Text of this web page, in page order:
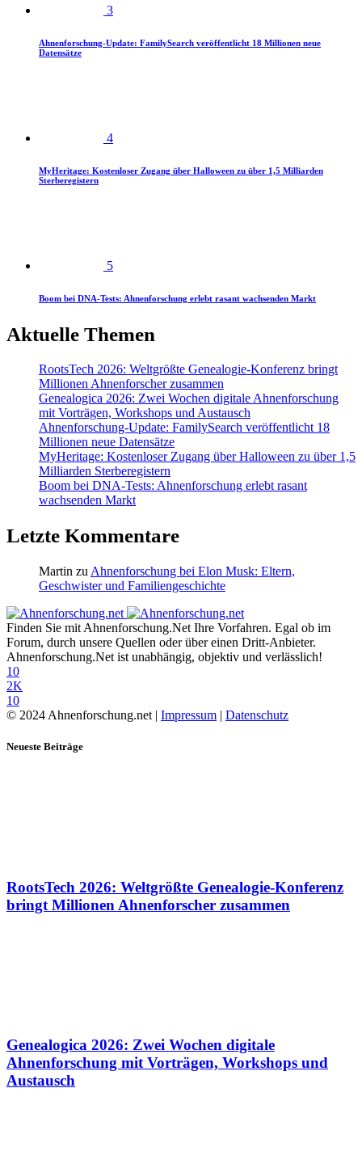
3
Ahnenforschung-Update: FamilySearch veröffentlicht 18 Millionen neue
Datensätze
4
MyHeritage: Kostenloser Zugang über Halloween zu über 1,5 Milliarden
Sterberegistern
5
Boom bei DNA-Tests: Ahnenforschung erlebt rasant wachsenden Markt
Aktuelle Themen
RootsTech 2026: Weltgrößte Genealogie-Konferenz bringt
Millionen Ahnenforscher zusammen
Genealogica 2026: Zwei Wochen digitale Ahnenforschung
mit Vorträgen, Workshops und Austausch
Ahnenforschung-Update: FamilySearch veröffentlicht 18
Millionen neue Datensätze
MyHeritage: Kostenloser Zugang über Halloween zu über 1,5
Milliarden Sterberegistern
Boom bei DNA-Tests: Ahnenforschung erlebt rasant
wachsenden Markt
Letzte Kommentare
Martin zu Ahnenforschung bei Elon Musk: Eltern,
Geschwister und Familiengeschichte
Finden Sie mit Ahnenforschung.Net Ihre Vorfahren. Egal ob im
Forum, durch unsere Quellen oder über einen Dritt-Anbieter.
Ahnenforschung.Net ist unabhängig, objektiv und verlässlich!
10
2K
10
© 2024 Ahnenforschung.net | Impressum | Datenschutz
Neueste Beiträge
RootsTech 2026: Weltgrößte Genealogie-Konferenz
bringt Millionen Ahnenforscher zusammen
Genealogica 2026: Zwei Wochen digitale
Ahnenforschung mit Vorträgen, Workshops und
Austausch